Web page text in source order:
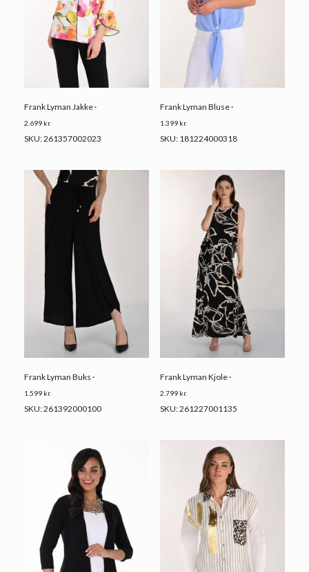
Frank Lyman Jakke ·
2.699 kr.
SKU: 261357002023
Frank Lyman Bluse ·
1.399 kr.
SKU: 181224000318
Frank Lyman Buks ·
1.599 kr.
SKU: 261392000100
Frank Lyman Kjole ·
2.799 kr.
SKU: 261227001135